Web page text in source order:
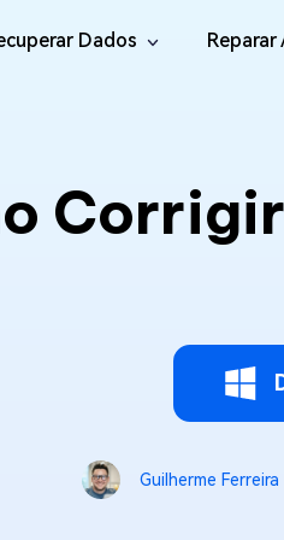
Dados
Recuperar Arquivos Apagados de Win
Recuperar Dados Perdidos de iPhone/
Android Recovery
Recuperar Arquivos no Android Sem
Reparar
Email
Corrigir
Online
Guilherme Ferreira